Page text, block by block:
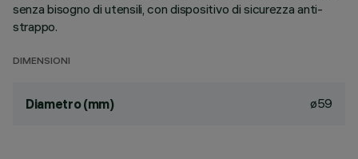
senza bisogno di utensili, con dispositivo di sicurezza anti-
strappo.
DIMENSIONI
Diametro (mm) ø59